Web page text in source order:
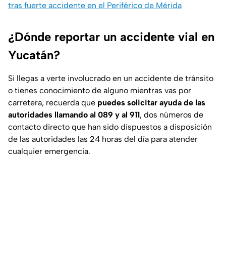
tras fuerte accidente en el Periférico de Mérida
¿Dónde reportar un accidente vial en
Yucatán?
Si llegas a verte involucrado en un accidente de tránsito
o tienes conocimiento de alguno mientras vas por
carretera, recuerda que puedes solicitar ayuda de las
autoridades llamando al 089 y al 911, dos números de
contacto directo que han sido dispuestos a disposición
de las autoridades las 24 horas del día para atender
cualquier emergencia.